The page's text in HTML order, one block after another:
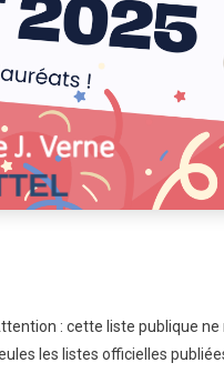
: cette liste publique
les listes officielles